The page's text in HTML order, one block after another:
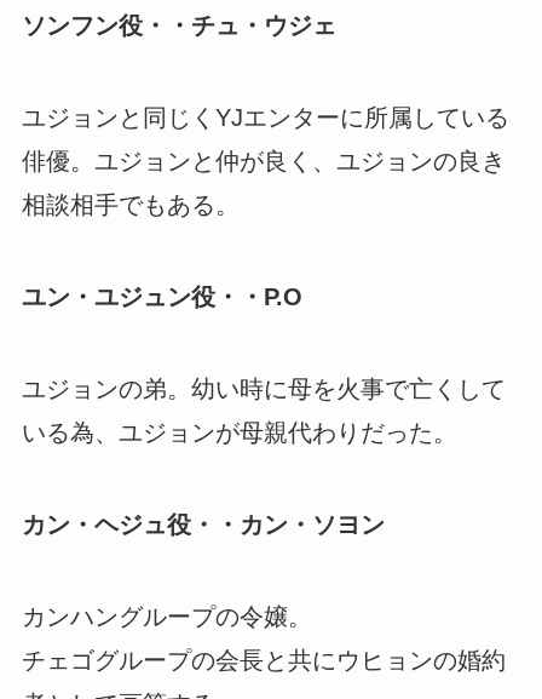
ソンフン役・・チュ・ウジェ
ユジョンと同じくYJエンターに所属している
俳優。ユジョンと仲が良く、ユジョンの良き
相談相手でもある。
ユン・ユジュン役・・P.O
ユジョンの弟。幼い時に母を火事で亡くして
いる為、ユジョンが母親代わりだった。
カン・ヘジュ役・・カン・ソヨン
カンハングループの令嬢。
チェゴグループの会長と共にウヒョンの婚約